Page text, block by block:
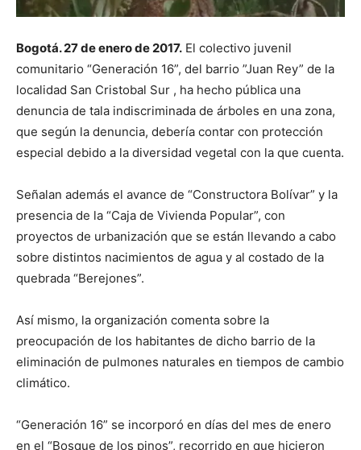
Bogotá. 27 de enero de 2017. El colectivo juvenil
comunitario “Generación 16”, del barrio ”Juan Rey” de la
localidad San Cristobal Sur , ha hecho pública una
denuncia de tala indiscriminada de árboles en una zona,
que según la denuncia, debería contar con protección
especial debido a la diversidad vegetal con la que cuenta.
Señalan además el avance de “Constructora Bolívar” y la
presencia de la “Caja de Vivienda Popular”, con
proyectos de urbanización que se están llevando a cabo
sobre distintos nacimientos de agua y al costado de la
quebrada “Berejones”.
Así mismo, la organización comenta sobre la
preocupación de los habitantes de dicho barrio de la
eliminación de pulmones naturales en tiempos de cambio
climático.
“Generación 16” se incorporó en días del mes de enero
en el “Bosque de los pinos”, recorrido en que hicieron